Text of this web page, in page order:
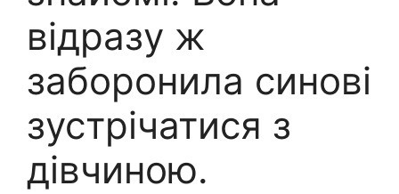
відразу ж
заборонила синові
зустрічатися з
дівчиною.